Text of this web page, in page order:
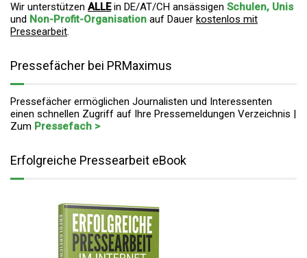
Wir unterstützen ALLEin DE/AT/CH ansässigen Schulen, Unis
und Non-Profit-Organisation auf Dauer kostenlos mit
Pressearbeit.
Pressefächer bei PRMaximus
Pressefächer ermöglichen Journalisten und Interessenten
einen schnellen Zugriff auf Ihre Pressemeldungen Verzeichnis |
Zum Pressefach >
Erfolgreiche Pressearbeit eBook